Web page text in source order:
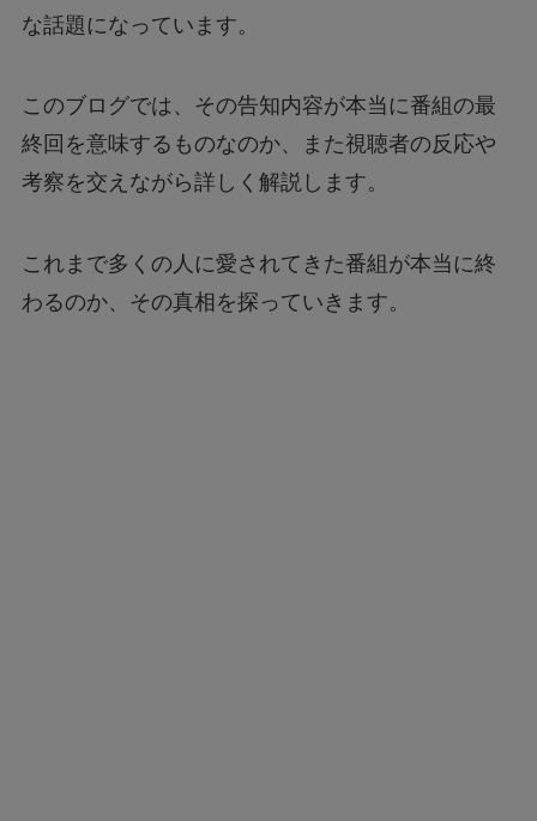
な話題になっています。
このブログでは、その告知内容が本当に番組の最
終回を意味するものなのか、また視聴者の反応や
考察を交えながら詳しく解説します。
これまで多くの人に愛されてきた番組が本当に終
わるのか、その真相を探っていきます。